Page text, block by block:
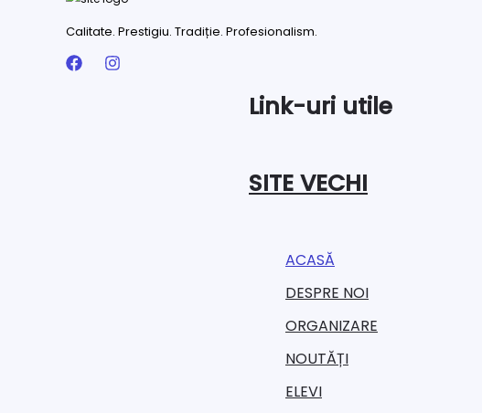
Calitate. Prestigiu. Tradiție. Profesionalism.
Link-uri utile
SITE VECHI
ACASĂ
DESPRE NOI
ORGANIZARE​
NOUTĂȚI
ELEVI